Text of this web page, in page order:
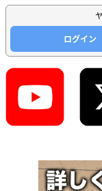
ログイン